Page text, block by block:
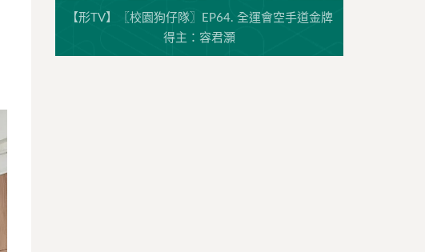
【形TV】〖校園狗仔隊〗EP64. 全運會空手道金牌
得主：容君灝